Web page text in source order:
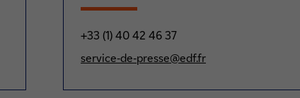
+33 (1) 40 42 46 37
service-de-presse@edf.fr